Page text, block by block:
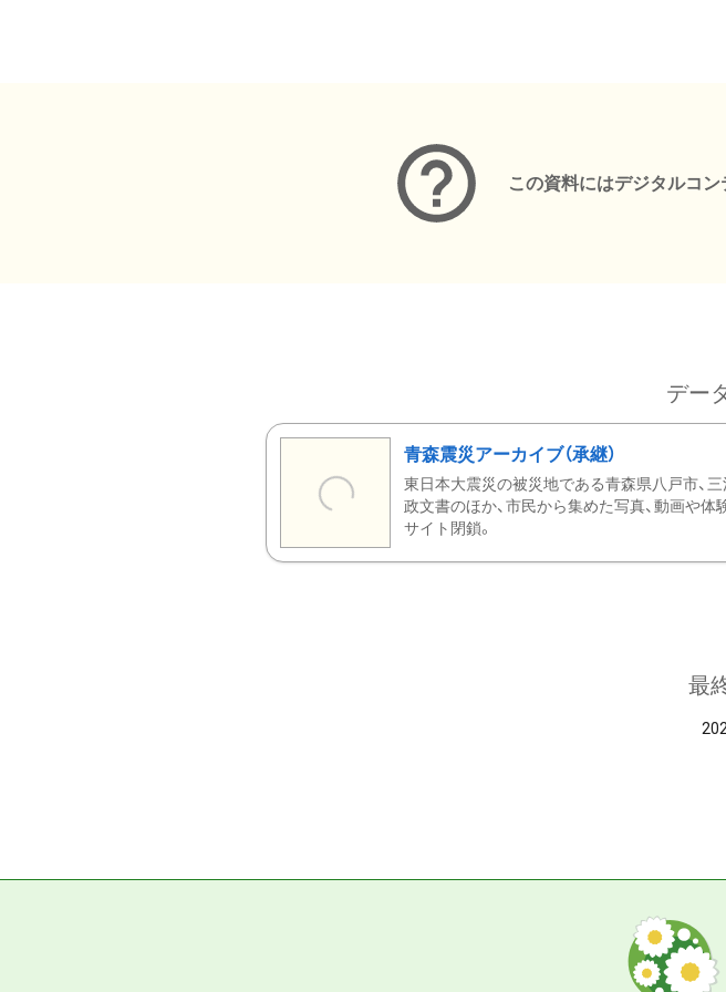
この資料にはデジタルコン
デー
青森震災アーカイブ（承継）
東日本大震災の被災地である青森県八戸市、
政文書のほか、市民から集めた写真、動画や
サイト閉鎖。
最